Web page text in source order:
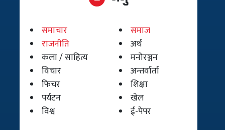
समाचार
समाज
राजनीति
अर्थ
कला / साहित्य
मनोरञ्जन
विचार
अन्तर्वार्ता
फिचर
शिक्षा
पर्यटन
खेल
विश्व
ई-पेपर